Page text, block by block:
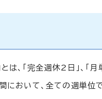
は、「完全週休2日」、「
間において、全ての週単